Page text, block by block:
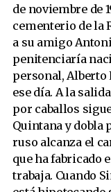
de noviembre de
cementerio de la
a su amigo
penitenciaría
personal, Alberto
ese día. A la
por caballos
Quintana y dobla
ruso alcanza el
que ha fabricado
trabaja. Cuando